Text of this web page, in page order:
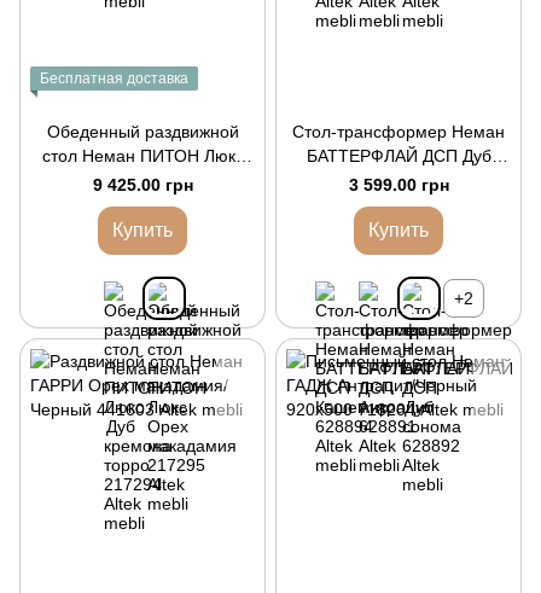
Бесплатная доставка
Обеденный раздвижной
стол Неман ПИТОН Люкс
Орех макадамия
9 425.00 грн
Купить
Стол-трансформер Неман
БАТТЕРФЛАЙ ДСП Дуб
сонома
3 599.00 грн
Купить
+2